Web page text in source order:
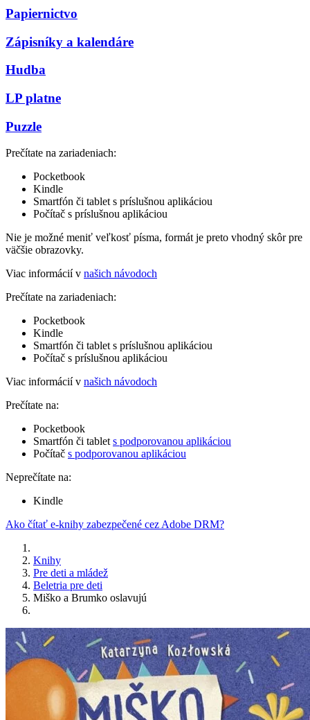
Papiernictvo
Zápisníky a kalendáre
Hudba
LP platne
Puzzle
Prečítate na zariadeniach:
Pocketbook
Kindle
Smartfón či tablet s príslušnou aplikáciou
Počítač s príslušnou aplikáciou
Nie je možné meniť veľkosť písma, formát je preto vhodný skôr pre
väčšie obrazovky.
Viac informácií v našich návodoch
Prečítate na zariadeniach:
Pocketbook
Kindle
Smartfón či tablet s príslušnou aplikáciou
Počítač s príslušnou aplikáciou
Viac informácií v našich návodoch
Prečítate na:
Pocketbook
Smartfón či tablet s podporovanou aplikáciou
Počítač s podporovanou aplikáciou
Neprečítate na:
Kindle
Ako čítať e-knihy zabezpečené cez Adobe DRM?
Knihy
Pre deti a mládež
Beletria pre deti
Miško a Brumko oslavujú